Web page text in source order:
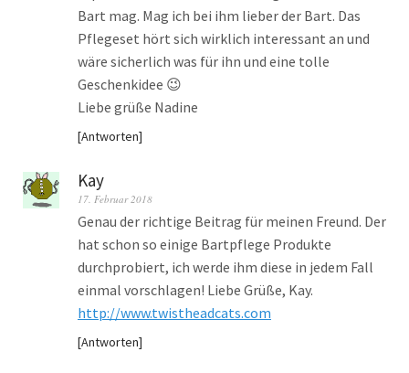
Bart mag. Mag ich bei ihm lieber der Bart. Das
Pflegeset hört sich wirklich interessant an und
wäre sicherlich was für ihn und eine tolle
Geschenkidee 😉
Liebe grüße Nadine
Antworten
Kay
17. Februar 2018
Genau der richtige Beitrag für meinen Freund. Der
hat schon so einige Bartpflege Produkte
durchprobiert, ich werde ihm diese in jedem Fall
einmal vorschlagen! Liebe Grüße, Kay.
http://www.twistheadcats.com
Antworten